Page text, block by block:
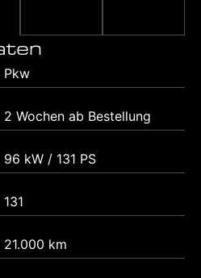
Pkw
2 Wochen ab Bestellung
96 kW / 131 PS
131
21.000 km